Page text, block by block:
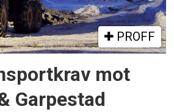
PROFF
mot
Garpestad